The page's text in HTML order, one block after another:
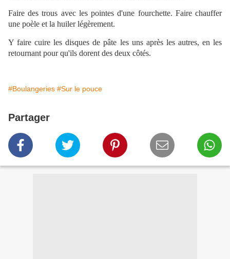
Faire des trous avec les pointes d'une fourchette. Faire chauffer
une poèle et la huiler légèrement.
Y faire cuire les disques de pâte les uns après les autres, en les
retournant pour qu'ils dorent des deux côtés.
#Boulangeries #Sur le pouce
Partager